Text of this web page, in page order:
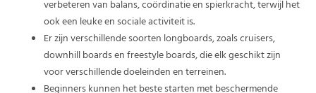
verbeteren van balans, coördinatie en spierkracht, terwijl het
ook een leuke en sociale activiteit is.
Er zijn verschillende soorten longboards, zoals cruisers,
downhill boards en freestyle boards, die elk geschikt zijn
voor verschillende doeleinden en terreinen.